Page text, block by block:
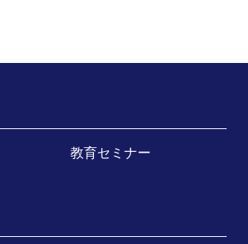
教育セミナー